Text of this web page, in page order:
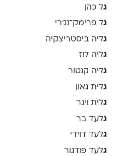
גל כהן
גל פרימק־נג׳רי
גליה ביסטריצקיה
גליה לוז
גליה קנטור
גלית גאון
גלית וינר
גלעד בר
גלעד דוידי
גלעד פודגור